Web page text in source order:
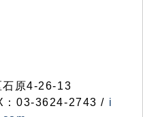
原4-26-13
：03-3624-2743 / i